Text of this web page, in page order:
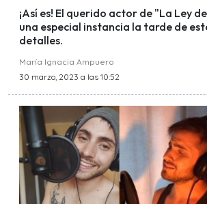
¡Así es! El querido actor de "La Ley
una especial instancia la tarde de
detalles.
María Ignacia Ampuero
30 marzo, 2023 a las 10:52